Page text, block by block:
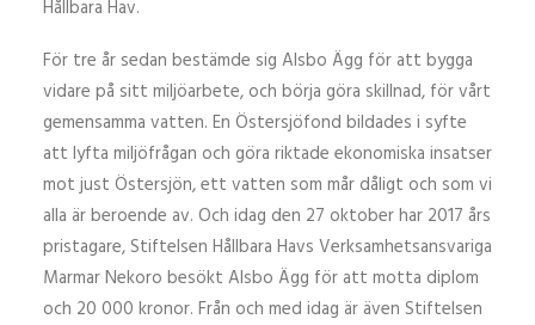
Hållbara Hav.
För tre år sedan bestämde sig Alsbo Ägg för att bygga
vidare på sitt miljöarbete, och börja göra skillnad, för vårt
gemensamma vatten. En Östersjöfond bildades i syfte
att lyfta miljöfrågan och göra riktade ekonomiska insatser
mot just Östersjön, ett vatten som mår dåligt och som vi
alla är beroende av. Och idag den 27 oktober har 2017 års
pristagare, Stiftelsen Hållbara Havs Verksamhetsansvariga
Marmar Nekoro besökt Alsbo Ägg för att motta diplom
och 20 000 kronor. Från och med idag är även Stiftelsen